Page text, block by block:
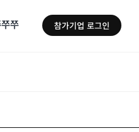
쭈 참가기업 로그인